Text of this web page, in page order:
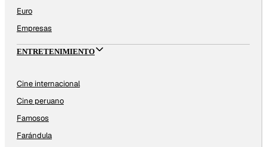
Euro
Empresas
ENTRETENIMIENTO
Cine internacional
Cine peruano
Famosos
Farándula